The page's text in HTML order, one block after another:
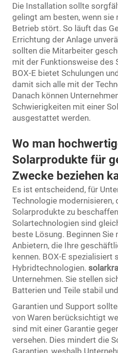
Die Installation sollte
gelingt am besten, wenn sie
Betrieb stört. So läuft das
Errichtung der Anlage
sollten die Mitarbeiter
mit der Funktionsweise des
BOX-E bietet Schulungen
damit sich alle mit der
Danach können
Schwierigkeiten mit einer
ausgestattet werden.
Wo man
Solarprodukte für
Zwecke beziehen
Es ist entscheidend, für
Technologie modernisieren,
Solarprodukte zu
Solartechnologien sind
beste Lösung. Beginnen Sie
Anbietern, die Ihre
kennen. BOX-E spezialisiert
Hybridtechnologien.
Unternehmen. Sie stellen
Batterien und Teile stabil
Garantien und Support
von Waren berücksichtigt
sind mit einer Garantie
versehen. Dies mindert die
Garantien, weshalb